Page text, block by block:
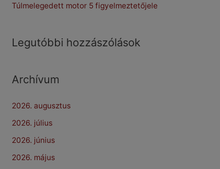
Túlmelegedett motor 5 figyelmeztetőjele
Legutóbbi hozzászólások
Archívum
2026. augusztus
2026. július
2026. június
2026. május